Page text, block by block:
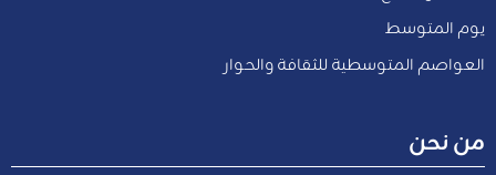
يوم المتوسط
العواصم المتوسطية للثقافة والحوار
من نحن